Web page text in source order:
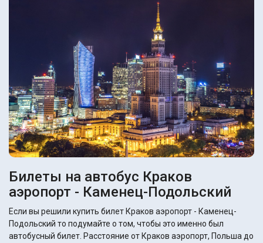
Билеты на автобус Краков
аэропорт - Каменец-Подольский
Если вы решили купить билет Краков аэропорт - Каменец-
Подольский то подумайте о том, чтобы это именно был
автобусный билет. Расстояние от Краков аэропорт, Польша до